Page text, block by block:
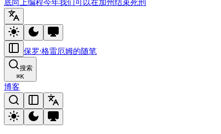
底向上编程今年我们可以在加州结束死刑
保罗·格雷厄姆的随笔
搜索
⌘K
博客